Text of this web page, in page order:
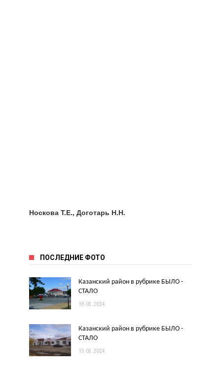
Носкова Т.Е., Доготарь Н.Н.
ПОСЛЕДНИЕ ФОТО
Казанский район в рубрике БЫЛО -
СТАЛО
18.03.2024
Казанский район в рубрике БЫЛО -
СТАЛО
15.03.2024